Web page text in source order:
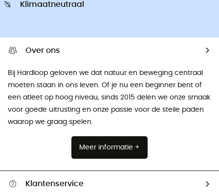
Klimaatneutraal
Over ons
Bij Hardloop geloven we dat natuur en beweging centraal
moeten staan ​​in ons leven. Of je nu een beginner bent of
een atleet op hoog niveau, sinds 2015 delen we onze smaak
voor goede uitrusting en onze passie voor de steile paden
waarop we graag spelen.
Meer informatie +
Klantenservice